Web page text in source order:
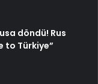
döndü! Rus
to Türkiye”